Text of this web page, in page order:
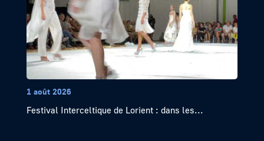
1 août 2026
Festival Interceltique de Lorient : dans les...